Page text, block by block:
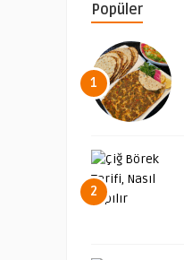
Popüler
1
2